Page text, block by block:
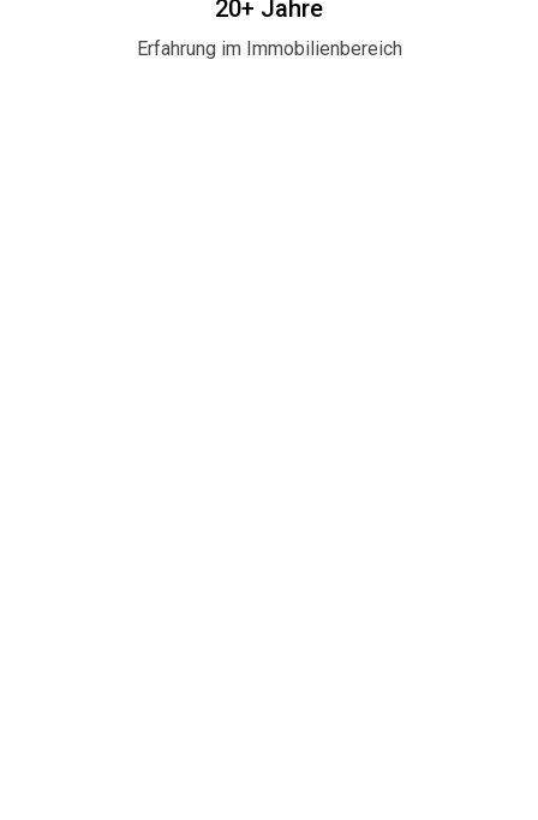
20+ Jahre
Erfahrung im Immobilienbereich